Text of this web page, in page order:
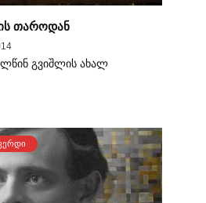
თაროდან
გვიშლის ახალ